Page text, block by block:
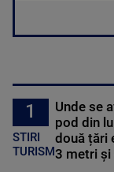
1
STIRI
TURISM
Unde se
pod din
două țări
3 metri și